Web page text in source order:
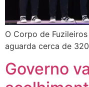
O Corpo de
aguarda cerca de
Governo